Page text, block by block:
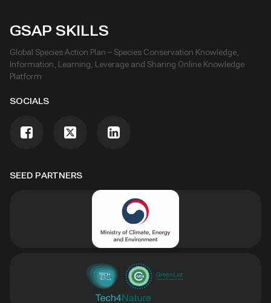
SEED PARTNERS
GSAP SKILLS
Global Species Action Plan – Species Conservation Knowledge,
Information, Learning, Leverage and Sharing Online Knowledge
Platform
SOCIALS